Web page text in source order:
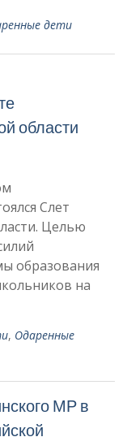
дети
области
Слет
Целью
образования
на
, Одаренные
МР в